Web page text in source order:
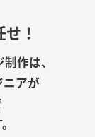
！
作は、
アが